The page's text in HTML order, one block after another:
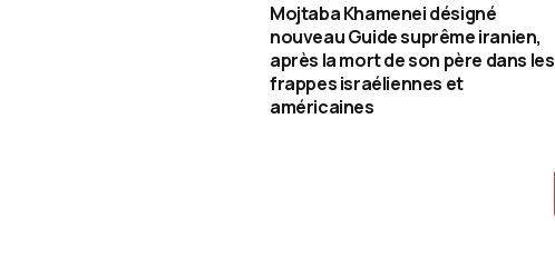
Mojtaba Khamenei désigné
nouveau Guide suprême iranien,
après la mort de son père dans les
frappes israéliennes et
américaines